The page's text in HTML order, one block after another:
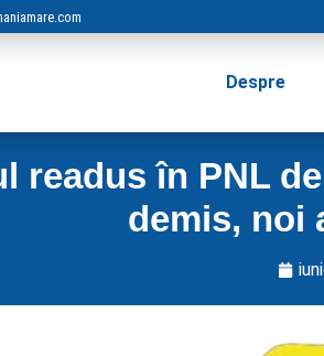
Despre
readus în PNL
demis, noi